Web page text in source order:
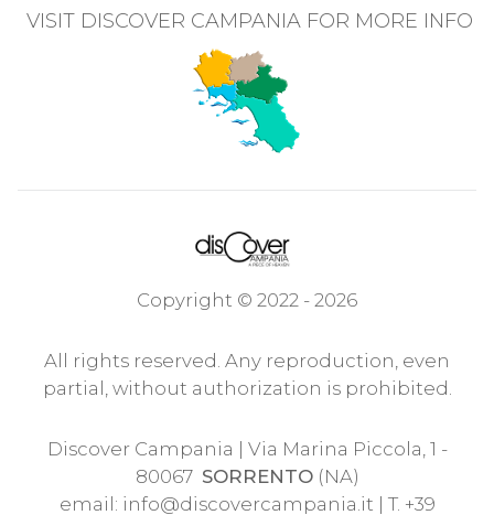
VISIT DISCOVER CAMPANIA FOR MORE INFO
Copyright © 2022 - 2026
All rights reserved. Any reproduction, even
partial, without authorization is prohibited.
Discover Campania | Via Marina Piccola, 1 -
80067 SORRENTO(NA)
email: info@discovercampania.it | T. +39